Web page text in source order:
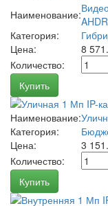
Наименование:
Категория:
Цена:
8
Количество:
Купить
Наименование:
Категория:
Цена:
3
Количество:
Купить